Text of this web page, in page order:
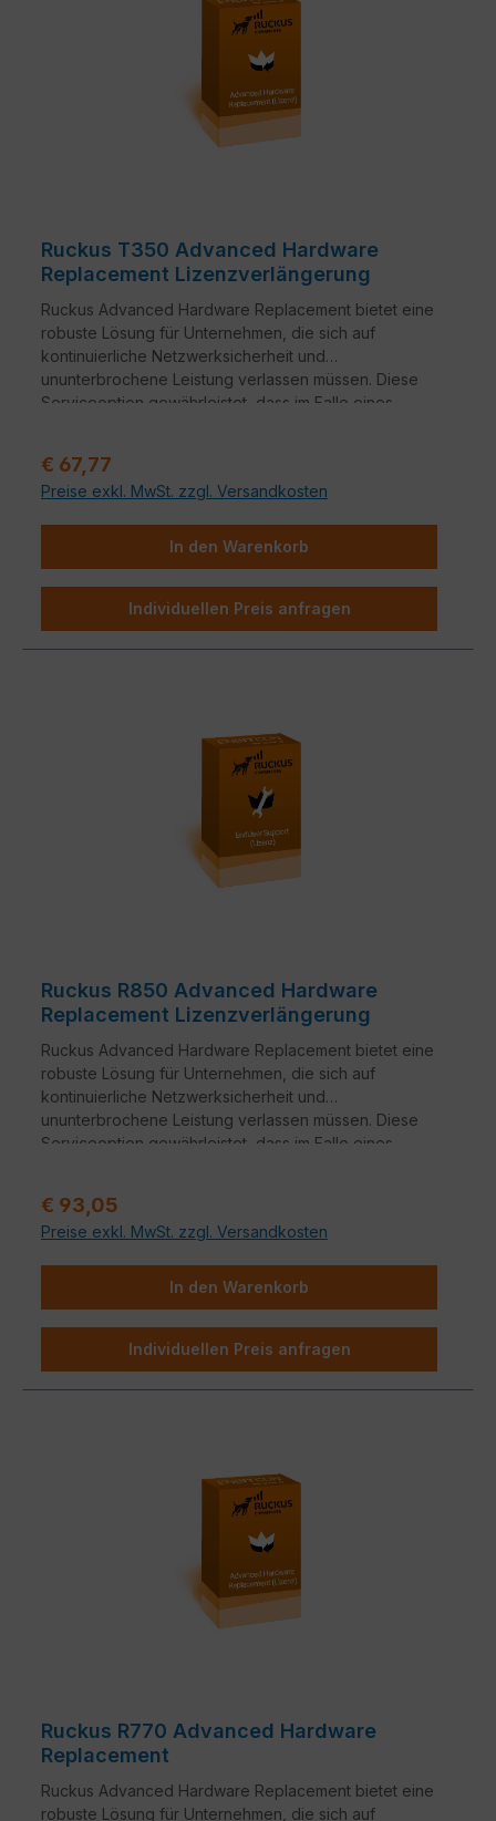
Ruckus T350 Advanced Hardware
Replacement Lizenzverlängerung
Ruckus Advanced Hardware Replacement bietet eine
robuste Lösung für Unternehmen, die sich auf
kontinuierliche Netzwerksicherheit und
ununterbrochene Leistung verlassen müssen. Diese
Serviceoption gewährleistet, dass im Falle eines
Verkaufspreis:
€ 67,77
Preise exkl. MwSt. zzgl. Versandkosten
In den Warenkorb
Individuellen Preis anfragen
Ruckus R850 Advanced Hardware
Replacement Lizenzverlängerung
Ruckus Advanced Hardware Replacement bietet eine
robuste Lösung für Unternehmen, die sich auf
kontinuierliche Netzwerksicherheit und
ununterbrochene Leistung verlassen müssen. Diese
Serviceoption gewährleistet, dass im Falle eines
Verkaufspreis:
€ 93,05
Preise exkl. MwSt. zzgl. Versandkosten
In den Warenkorb
Individuellen Preis anfragen
Ruckus R770 Advanced Hardware
Replacement
Ruckus Advanced Hardware Replacement bietet eine
robuste Lösung für Unternehmen, die sich auf